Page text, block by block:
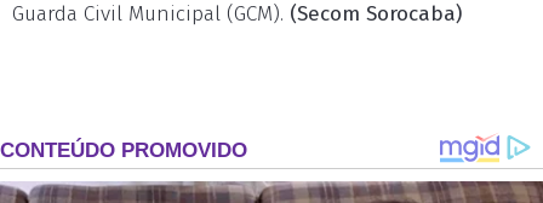
Guarda Civil Municipal (GCM). (Secom Sorocaba)